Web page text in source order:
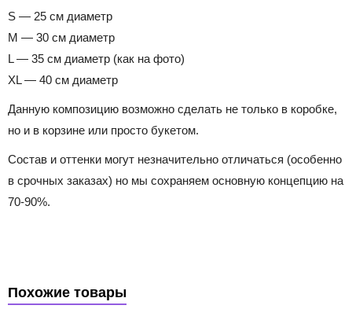
S — 25 см диаметр
M — 30 см диаметр
L — 35 см диаметр (как на фото)
XL — 40 см диаметр
Данную композицию возможно сделать не только в коробке,
но и в корзине или просто букетом.
Состав и оттенки могут незначительно отличаться (особенно
в срочных заказах) но мы сохраняем основную концепцию на
70-90%.
Похожие товары